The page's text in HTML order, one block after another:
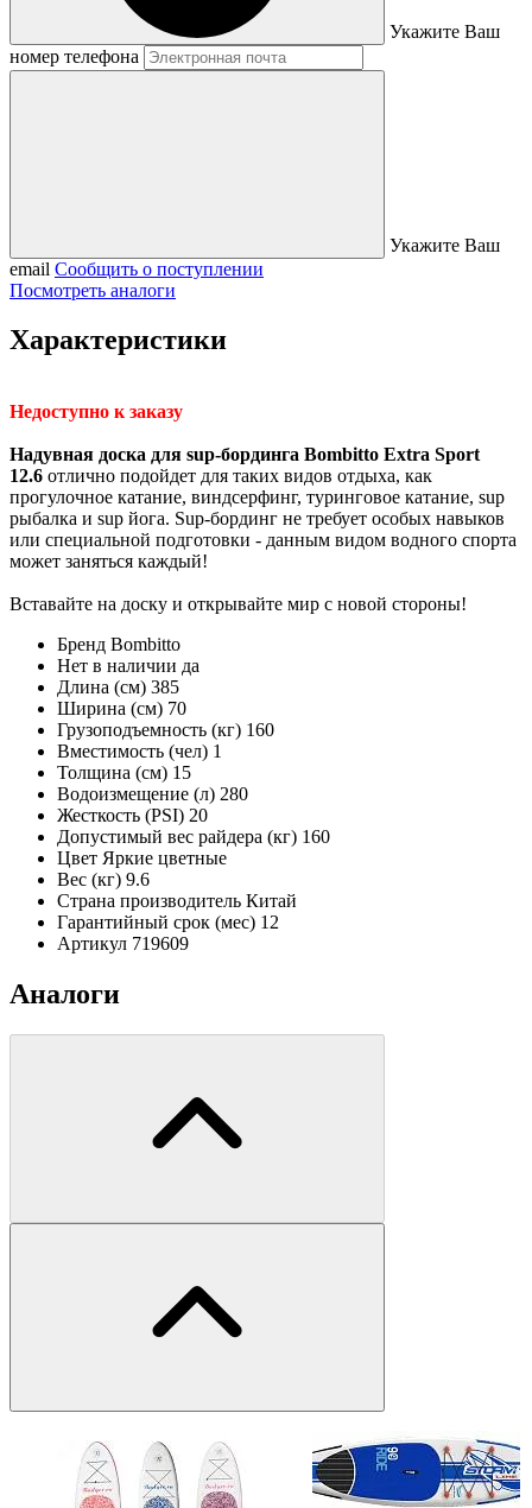
Укажите Ваш
номер телефона
Укажите Ваш
email Сообщить о поступлении
Посмотреть аналоги
Характеристики
Недоступно к заказу
Надувная доска для sup-бординга Bombitto Extra Sport
12.6 отлично подойдет для таких видов отдыха, как
прогулочное катание, виндсерфинг, туринговое катание, sup
рыбалка и sup йога. Sup-бординг не требует особых навыков
или специальной подготовки - данным видом водного спорта
может заняться каждый!
Вставайте на доску и открывайте мир с новой стороны!
Бренд Bombitto
Нет в наличии да
Длина (см) 385
Ширина (см) 70
Грузоподъемность (кг) 160
Вместимость (чел) 1
Толщина (см) 15
Водоизмещение (л) 280
Жесткость (PSI) 20
Допустимый вес райдера (кг) 160
Цвет Яркие цветные
Вес (кг) 9.6
Страна производитель Китай
Гарантийный срок (мес) 12
Артикул 719609
Аналоги